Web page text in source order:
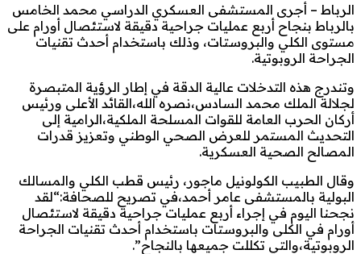
الرباط – أجرى المستشفى العسكري الدراسي محمد الخامس
بالرباط بنجاح أربع عمليات جراحية دقيقة لاستئصال أورام على
مستوى الكلي والبروستات، وذلك باستخدام أحدث تقنيات
الجراحة الروبوتية.
وتندرج هذه التدخلات عالية الدقة في إطار الرؤية المتبصرة
لجلالة الملك محمد السادس،نصره الله،القائد الأعلى ورئيس
أركان الحرب العامة للقوات المسلحة الملكية،الرامية إلى
التحديث المستمر للعرض الصحي الوطني وتعزيز قدرات
المصالح الصحية العسكرية.
وقال الطبيب الكولونيل ماجور، رئيس قطب الكلي والمسالك
البولية بالمستشفى عامر أحمد،في تصريح للصحافة:“لقد
نجحنا اليوم في إجراء أربع عمليات جراحية دقيقة لاستئصال
أورام في الكلى والبروستات باستخدام أحدث تقنيات الجراحة
الروبوتية،والتي تكللت جميعها بالنجاح”.